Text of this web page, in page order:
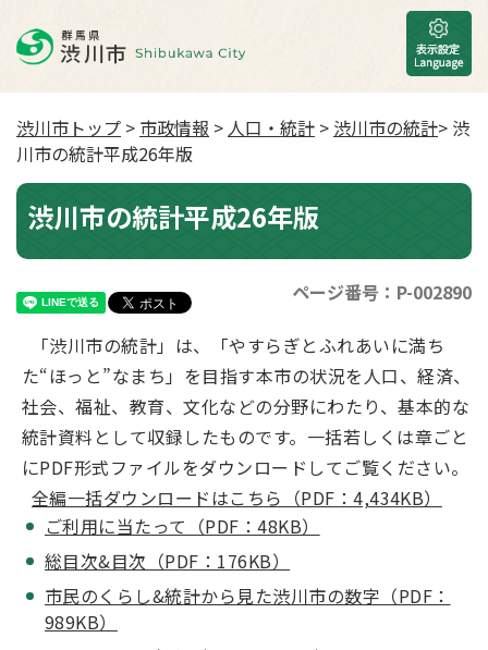
渋川市トップ > 市政情報 > 人口・統計 > 渋川市の統計> 渋
川市の統計平成26年版
渋川市の統計平成26年版
ページ番号：P-002890
「渋川市の統計」は、「やすらぎとふれあいに満ち
た“ほっと”なまち」を目指す本市の状況を人口、経済、
社会、福祉、教育、文化などの分野にわたり、基本的な
統計資料として収録したものです。一括若しくは章ごと
にPDF形式ファイルをダウンロードしてご覧ください。
全編一括ダウンロードはこちら（PDF：4,434KB）
ご利用に当たって（PDF：48KB）
総目次&目次（PDF：176KB）
市民のくらし&統計から見た渋川市の数字（PDF：
989KB）